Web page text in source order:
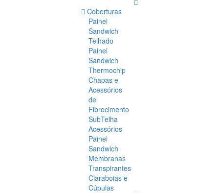
Coberturas
Painel
Sandwich
Telhado
Painel
Sandwich
Thermochip
Chapas e
Acessórios
de
Fibrocimento
SubTelha
Acessórios
Painel
Sandwich
Membranas
Transpirantes
Claraboias e
Cúpulas